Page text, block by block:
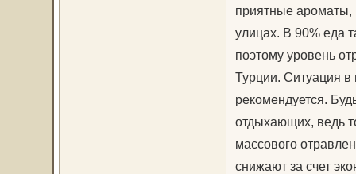
приятные ароматы,
улицах. В 90% еда
поэтому уровень
Турции. Ситуация в
рекомендуется.
отдыхающих, ведь
массового
снижают за счет